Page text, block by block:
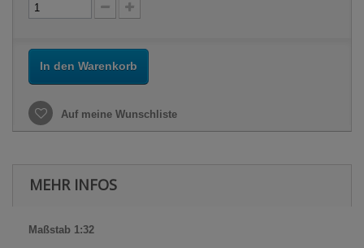
In den Warenkorb
Auf meine Wunschliste
MEHR INFOS
Maßstab 1:32